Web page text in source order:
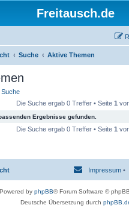
Freitausch.de
Suche Aktive Themen
Die Suche ergab 0 Treffer • Seite 1
Ergebnisse gefunden.
Die Suche ergab 0 Treffer • Seite 1
Impressum •
Powered by phpBB® Forum Software ©
Deutsche Übersetzung durch